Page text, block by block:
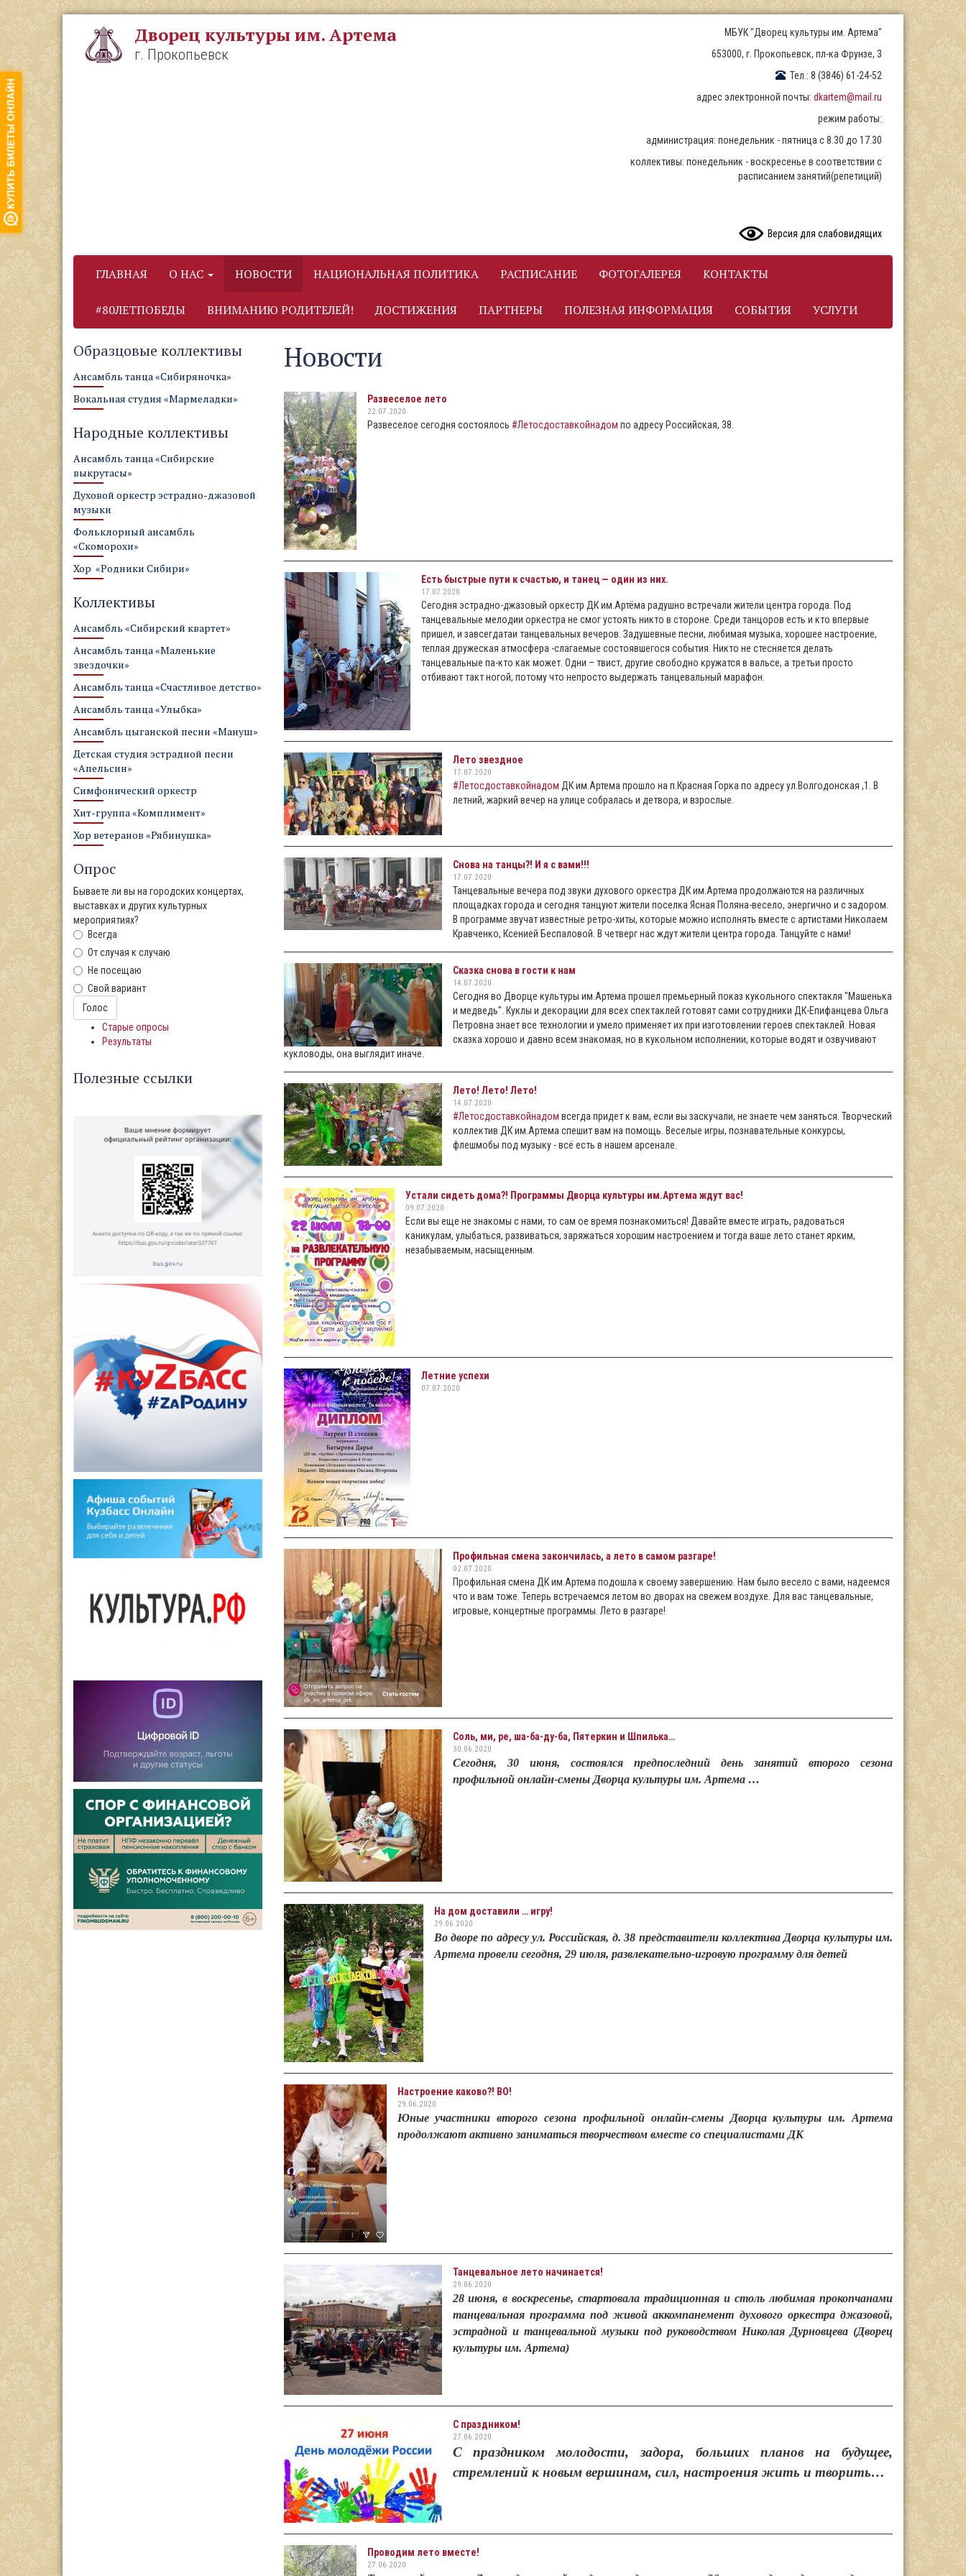
Перейти
к
основному
содержанию
Дворец культуры им. Артема
г. Прокопьевск
МБУК "Дворец культуры им. Артема"
653000, г. Прокопьевск, пл-ка Фрунзе, 3
Тел.: 8 (3846) 61-24-52
адрес электронной почты: dkartem@mail.ru
режим работы:
администрация: понедельник - пятница с 8.30 до 17.30
коллективы: понедельник - воскресенье в соответствии с
расписанием занятий(репетиций)
Версия для слабовидящих
ГЛАВНАЯ О НАС НОВОСТИ НАЦИОНАЛЬНАЯ ПОЛИТИКА РАСПИСАНИЕ ФОТОГАЛЕРЕЯ КОНТАКТЫ
#80ЛЕТПОБЕДЫ ВНИМАНИЮ РОДИТЕЛЕЙ! ДОСТИЖЕНИЯ ПАРТНЕРЫ ПОЛЕЗНАЯ ИНФОРМАЦИЯ СОБЫТИЯ УСЛУГИ
Образцовые коллективы
Ансамбль танца «Сибиряночка»
Вокальная студия «Мармеладки»
Народные коллективы
Ансамбль танца «Сибирские
выкрутасы»
Духовой оркестр эстрадно-джазовой
музыки
Фольклорный ансамбль
«Скоморохи»
Хор «Родники Сибири»
Коллективы
Ансамбль «Сибирский квартет»
Ансамбль танца «Маленькие
звездочки»
Ансамбль танца «Счастливое детство»
Ансамбль танца «Улыбка»
Ансамбль цыганской песни «Мануш»
Детская студия эстрадной песни
«Апельсин»
Симфонический оркестр
Хит-группа «Комплимент»
Хор ветеранов «Рябинушка»
Опрос
Бываете ли вы на городских концертах,
выставках и других культурных
мероприятиях?
Всегда
От случая к случаю
Не посещаю
Свой вариант
Варианты
Голос
Старые опросы
Результаты
Полезные ссылки
Новости
Развеселое лето
22.07.2020
Развеселое сегодня состоялось #Летосдоставкойнадом по адресу Российская, 38.
Есть быстрые пути к счастью, и танец — один из них.
17.07.2020
Сегодня эстрадно-джазовый оркестр ДК им.Артёма радушно встречали жители центра города. Под
танцевальные мелодии оркестра не смог устоять никто в стороне. Среди танцоров есть и кто впервые
пришел, и завсегдатаи танцевальных вечеров. Задушевные песни, любимая музыка, хорошее настроение,
теплая дружеская атмосфера -слагаемые состоявшегося события. Никто не стесняется делать
танцевальные па-кто как может. Одни – твист, другие свободно кружатся в вальсе, а третьи просто
отбивают такт ногой, потому что непросто выдержать танцевальный марафон.
Лето звездное
17.07.2020
#Летосдоставкойнадом ДК им.Артема прошло на п.Красная Горка по адресу ул.Волгодонская ,1. В
летний, жаркий вечер на улице собралась и детвора, и взрослые.
Снова на танцы?! И я с вами!!!
17.07.2020
Танцевальные вечера под звуки духового оркестра ДК им.Артема продолжаются на различных
площадках города и сегодня танцуют жители поселка Ясная Поляна-весело, энергично и с задором.
В программе звучат известные ретро-хиты, которые можно исполнять вместе с артистами Николаем
Кравченко, Ксенией Беспаловой. В четверг нас ждут жители центра города. Танцуйте с нами!
Сказка снова в гости к нам
14.07.2020
Сегодня во Дворце культуры им.Артема прошел премьерный показ кукольного спектакля "Машенька
и медведь". Куклы и декорации для всех спектаклей готовят сами сотрудники ДК-Епифанцева Ольга
Петровна знает все технологии и умело применяет их при изготовлении героев спектаклей. Новая
сказка хорошо и давно всем знакомая, но в кукольном исполнении, которые водят и озвучивают
кукловоды, она выглядит иначе.
Лето! Лето! Лето!
14.07.2020
#Летосдоставкойнадом всегда придет к вам, если вы заскучали, не знаете чем заняться. Творческий
коллектив ДК им.Артема спешит вам на помощь. Веселые игры, познавательные конкурсы,
флешмобы под музыку - всё есть в нашем арсенале.
Устали сидеть дома?! Программы Дворца культуры им.Артема ждут вас!
09.07.2020
Если вы еще не знакомы с нами, то сам ое время познакомиться! Давайте вместе играть, радоваться
каникулам, улыбаться, развиваться, заряжаться хорошим настроением и тогда ваше лето станет ярким,
незабываемым, насыщенным.
Летние успехи
07.07.2020
Профильная смена закончилась, а лето в самом разгаре!
02.07.2020
Профильная смена ДК им.Артема подошла к своему завершению. Нам было весело с вами, надеемся
что и вам тоже. Теперь встречаемся летом во дворах на свежем воздухе. Для вас танцевальные,
игровые, концертные программы. Лето в разгаре!
Соль, ми, ре, ша-ба-ду-ба, Пятеркин и Шпилька…
30.06.2020
Сегодня, 30 июня, состоялся предпоследний день занятий второго сезона
профильной онлайн-смены Дворца культуры им. Артема …
На дом доставили … игру!
29.06.2020
Во дворе по адресу ул. Российская, д. 38 представители коллектива Дворца культуры им.
Артема провели сегодня, 29 июля, развлекательно-игровую программу для детей
Настроение каково?! ВО!
29.06.2020
Юные участники второго сезона профильной онлайн-смены Дворца культуры им. Артема
продолжают активно заниматься творчеством вместе со специалистами ДК
Танцевальное лето начинается!
29.06.2020
28 июня, в воскресенье, стартовала традиционная и столь любимая прокопчанами
танцевальная программа под живой аккомпанемент духового оркестра джазовой,
эстрадной и танцевальной музыки под руководством Николая Дурновцева (Дворец
культуры им. Артема)
С праздником!
27.06.2020
С праздником молодости, задора, больших планов на будущее,
стремлений к новым вершинам, сил, настроения жить и творить…
Проводим лето вместе!
27.06.2020